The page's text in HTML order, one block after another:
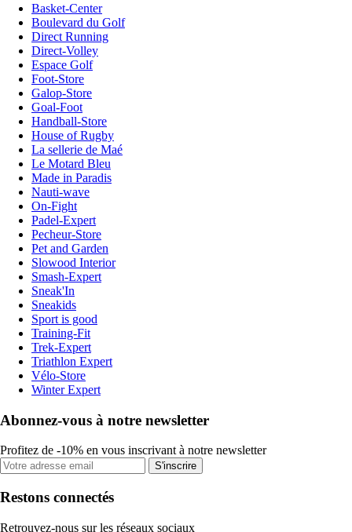
Basket-Center
Boulevard du Golf
Direct Running
Direct-Volley
Espace Golf
Foot-Store
Galop-Store
Goal-Foot
Handball-Store
House of Rugby
La sellerie de Maé
Le Motard Bleu
Made in Paradis
Nauti-wave
On-Fight
Padel-Expert
Pecheur-Store
Pet and Garden
Slowood Interior
Smash-Expert
Sneak'In
Sneakids
Sport is good
Training-Fit
Trek-Expert
Triathlon Expert
Vélo-Store
Winter Expert
Abonnez-vous à notre newsletter
Profitez de -10% en vous inscrivant à notre newsletter
S'inscrire
Restons connectés
Retrouvez-nous sur les réseaux sociaux